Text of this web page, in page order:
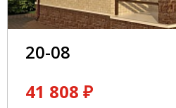
20-08
41 808 ₽